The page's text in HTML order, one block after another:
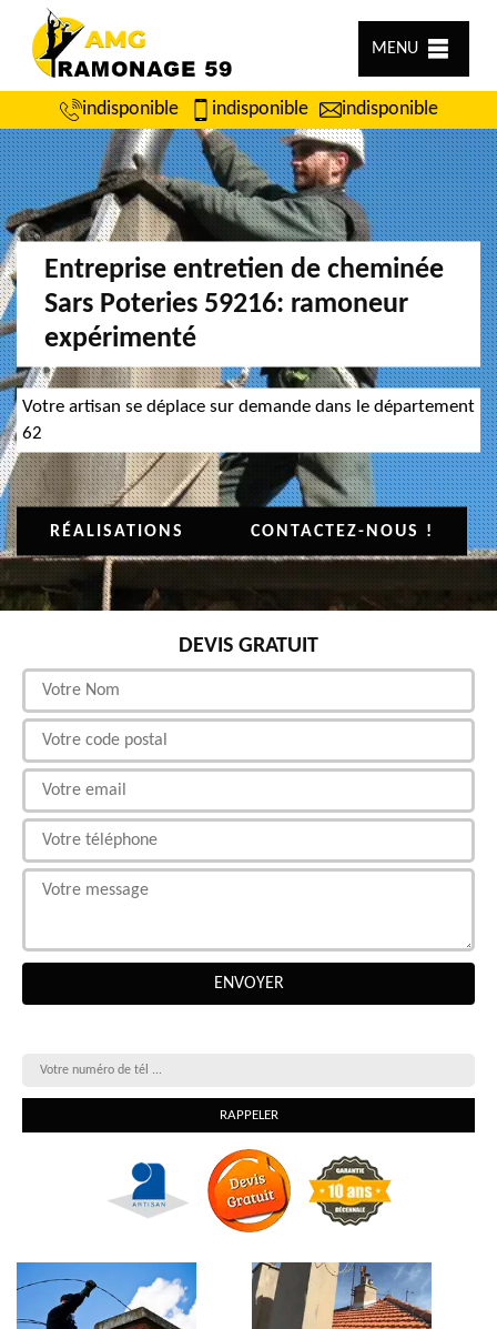
MENU
indisponible indisponible indisponible
Entreprise entretien de cheminée
Sars Poteries 59216: ramoneur
expérimenté
Votre artisan se déplace sur demande dans le département
62
RÉALISATIONS CONTACTEZ-NOUS !
DEVIS GRATUIT